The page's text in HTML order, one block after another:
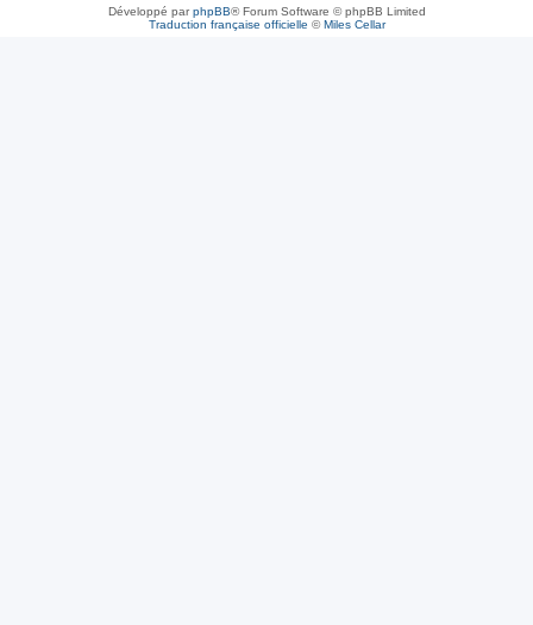
Développé parphpBB® Forum Software © phpBB Limited
Traduction française officielle ©Miles Cellar